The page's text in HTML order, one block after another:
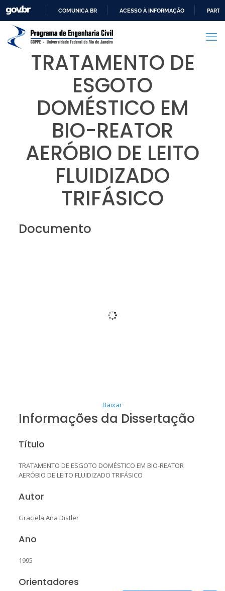
PARA
CONTEÚDO
COMUNICA BR ACESSO À INFORMAÇÃO
TRATAMENTO DE
ESGOTO
DOMÉSTICO EM
BIO-REATOR
AERÓBIO DE LEITO
FLUIDIZADO
TRIFÁSICO
Documento
Baixar
Informações da Dissertação
Título
TRATAMENTO DE ESGOTO DOMÉSTICO EM BIO-REATOR
AERÓBIO DE LEITO FLUIDIZADO TRIFÁSICO
Autor
Graciela Ana Distler
Ano
1995
Orientadores